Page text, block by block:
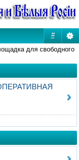
#
для свободного
ОПЕРАТИВНАЯ